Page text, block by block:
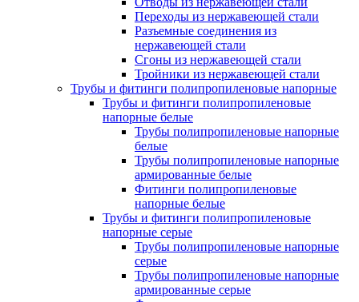
Переходы из нержавеющей стали
Разъемные соединения из
нержавеющей стали
Сгоны из нержавеющей стали
Тройники из нержавеющей стали
Трубы и фитинги полипропиленовые напорные
Трубы и фитинги полипропиленовые
напорные белые
Трубы полипропиленовые напорные
белые
Трубы полипропиленовые напорные
армированные белые
Фитинги полипропиленовые
напорные белые
Трубы и фитинги полипропиленовые
напорные серые
Трубы полипропиленовые напорные
серые
Трубы полипропиленовые напорные
армированные серые